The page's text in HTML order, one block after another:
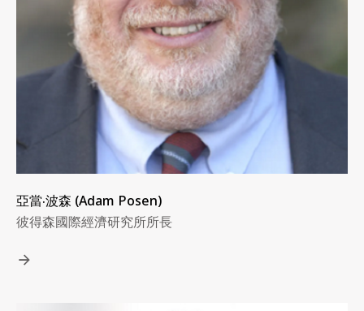
亞當‧波森 (Adam Posen)
彼得森國際經濟研究所所長